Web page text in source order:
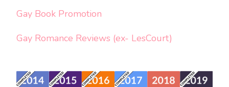
Gay Book Promotion
Gay Romance Reviews (ex- LesCourt)